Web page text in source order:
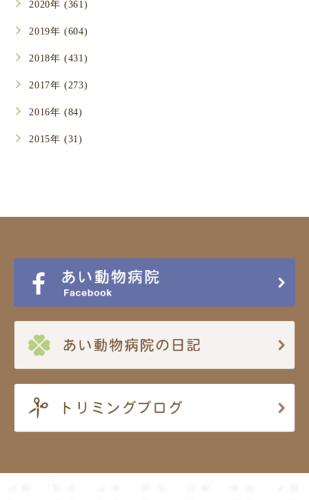
2020年 (361)
2019年 (604)
2018年 (431)
2017年 (273)
2016年 (84)
2015年 (31)